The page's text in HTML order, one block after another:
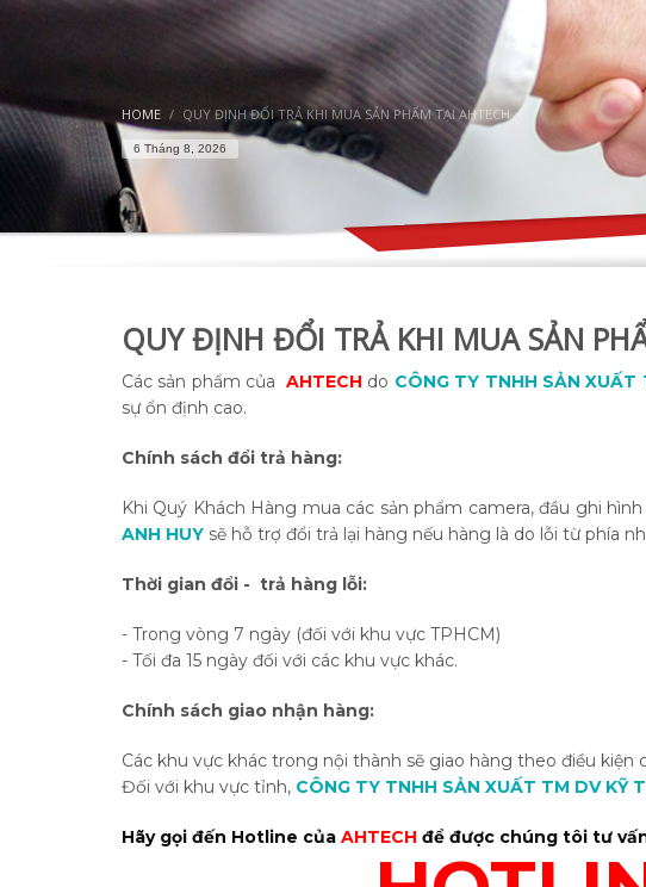
HOME QUY ĐỊNH ĐỔI TRẢ KHI MUA SẢN PHẨM TẠI AHTECH
6 Tháng 8, 2026
QUY ĐỊNH ĐỔI TRẢ KHI MUA SẢN
Các sản phẩm của AHTECH do CÔNG TY TNHH SẢN
sự ổn định cao.
Chính sách đổi trả hàng:
Khi Quý Khách Hàng mua các sản phẩm camera, đầu ghi
ANH HUY sẽ hỗ trợ đổi trả lại hàng nếu hàng là do lỗi từ phía
Thời gian đổi - trả hàng lỗi:
- Trong vòng 7 ngày (đối với khu vực TPHCM)
- Tối đa 15 ngày đối với các khu vực khác.
Chính sách giao nhận hàng:
Các khu vực khác trong nội thành sẽ giao hàng theo điều kiện
Đối với khu vực tỉnh, CÔNG TY TNHH SẢN XUẤT TM DV KỸ
Hãy gọi đến Hotline của AHTECH để được chúng tôi tư